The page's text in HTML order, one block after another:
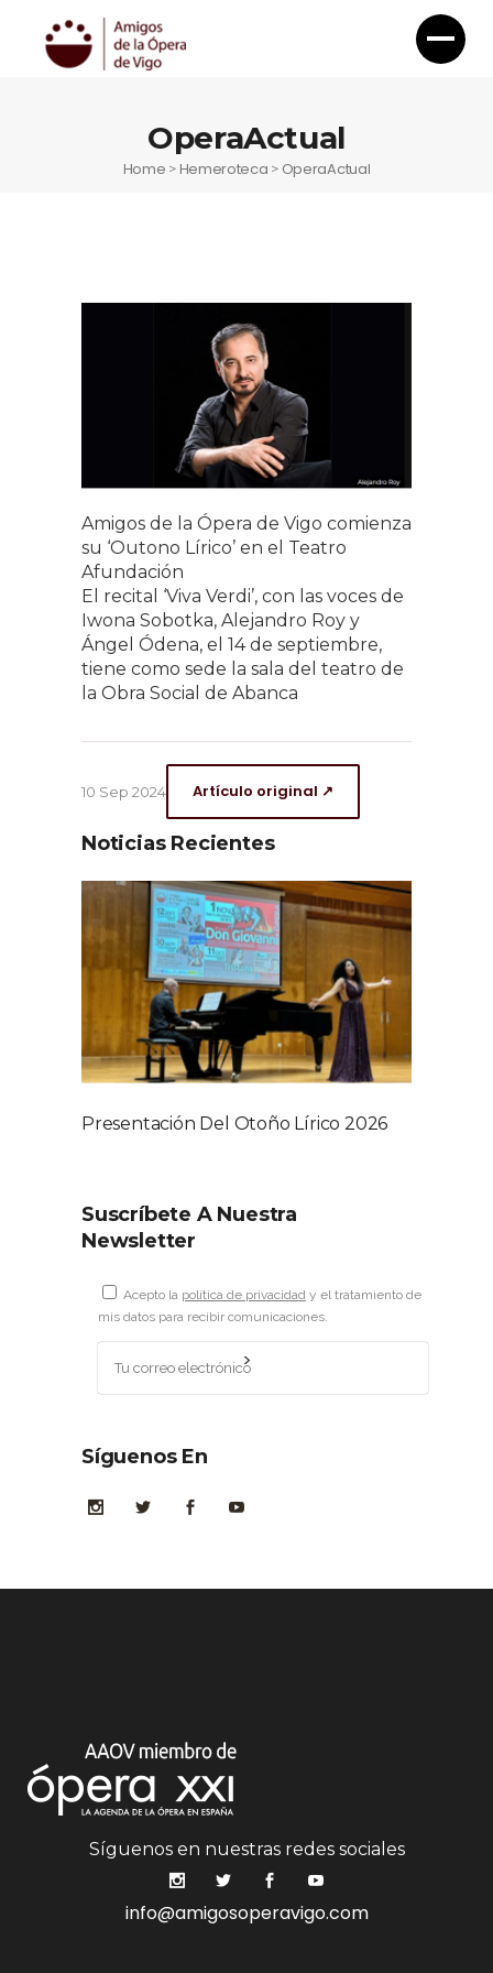
OperaActual
Home >Hemeroteca > OperaActual
Amigos de la Ópera de Vigo comienza
su ‘Outono Lírico’ en el Teatro
Afundación
El recital ‘Viva Verdi’, con las voces de
Iwona Sobotka, Alejandro Roy y
Ángel Ódena, el 14 de septiembre,
tiene como sede la sala del teatro de
la Obra Social de Abanca
10 Sep 2024 Artículo original ↗
Noticias Recientes
Presentación Del Otoño Lírico 2026
Suscríbete A Nuestra
Newsletter
Acepto la política de privacidad y el tratamiento de
mis datos para recibir comunicaciones.
Síguenos En
Síguenos en nuestras redes sociales
info@amigosoperavigo.com